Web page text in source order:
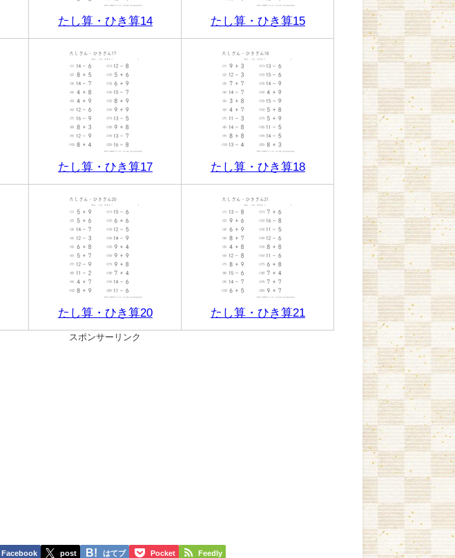
たし算・ひき算14 たし算・ひき算15
たし算・ひき算17 たし算・ひき算18
たし算・ひき算20 たし算・ひき算21
スポンサーリンク
Facebook post はてブ Pocket Feedly